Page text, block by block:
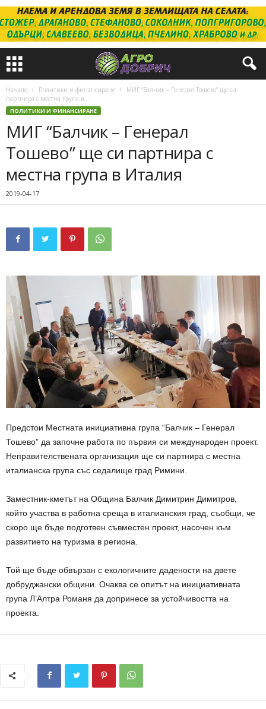
Начало Политики и финансиране
МИГ “Балчик – Генерал Тошево” ще си
партнира с местна група в...
ПОЛИТИКИ И ФИНАНСИРАНЕ
МИГ “Балчик – Генерал
Тошево” ще си партнира с
местна група в Италия
2019-04-17
Предстои Местната инициативна група “Балчик – Генерал
Тошево” да започне работа по първия си международен проект.
Неправителствената организация ще си партнира с местна
италианска група със седалище град Римини.
Заместник-кметът на Община Балчик Димитрин Димитров,
който участва в работна среща в италианския град, съобщи, че
скоро ще бъде подготвен съвместен проект, насочен към
развитието на туризма в региона.
Той ще бъде обвързан с екологичните дадености на двете
добруджански общини. Очаква се опитът на инициативната
група Л’Алтра Романя да допринесе за устойчивостта на
проекта.